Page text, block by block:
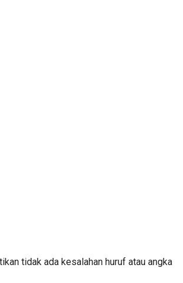
tidak ada kesalahan huruf atau angka